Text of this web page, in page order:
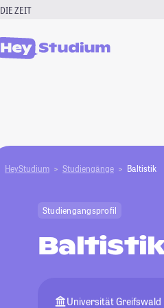
DIE ZEIT
HeyStudium Studiengänge Baltistik
Studiengangsprofil
Universität Greifswald